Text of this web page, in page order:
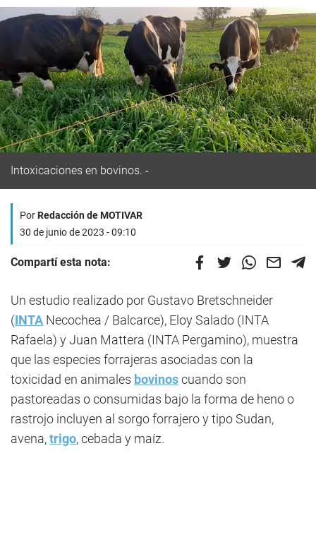
Intoxicaciones en bovinos.
PorRedacción de MOTIVAR
30 de junio de 2023 - 09:10
Compartí esta nota:
Un estudio realizado por Gustavo Bretschneider
(INTA Necochea / Balcarce), Eloy Salado (INTA
Rafaela) y Juan Mattera (INTA Pergamino), muestra
que las especies forrajeras asociadas con la
toxicidad en animales bovinoscuando son
pastoreadas o consumidas bajo la forma de heno o
rastrojo incluyen al sorgo forrajero y tipo Sudan,
avena,trigo, cebada y maíz.